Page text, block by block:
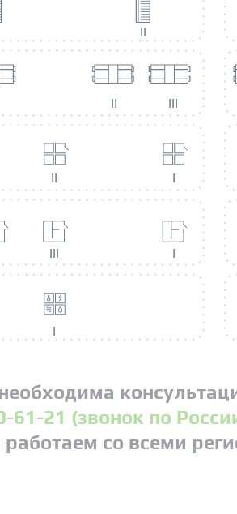
I
II
II III
II I
III I
61-21 (звонок по
со всеми